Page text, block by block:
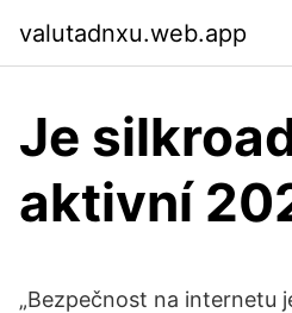
valutadnxu.web.app
Je
aktivní
„Bezpečnost na internetu